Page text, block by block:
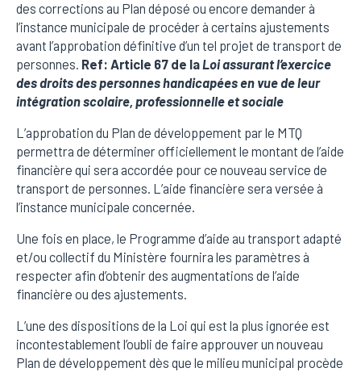
des corrections au Plan déposé ou encore demander à
l’instance municipale de procéder à certains ajustements
avant l’approbation définitive d’un tel projet de transport de
personnes. Ref: Article 67 de laLoi assurant l’exercice
des droits des personnes handicapées en vue de leur
intégration scolaire, professionnelle et sociale
L’approbation du Plan de développement par le MTQ
permettra de déterminer officiellement le montant de l’aide
financière qui sera accordée pour ce nouveau service de
transport de personnes. L’aide financière sera versée à
l’instance municipale concernée.
Une fois en place, le Programme d’aide au transport adapté
et/ou collectif du Ministère fournira les paramètres à
respecter afin d’obtenir des augmentations de l’aide
financière ou des ajustements.
L’une des dispositions de la Loi qui est la plus ignorée est
incontestablement l’oubli de faire approuver un nouveau
Plan de développement dès que le milieu municipal procède